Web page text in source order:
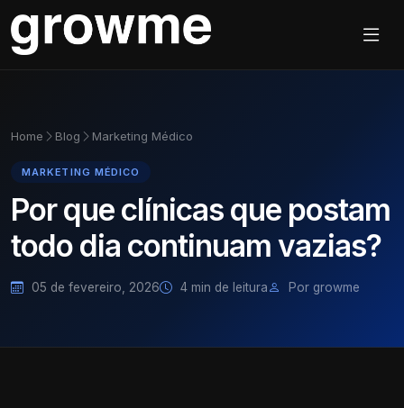
Home Blog Marketing Médico
MARKETING MÉDICO
Por que clínicas que postam
todo dia continuam vazias?
05 de fevereiro, 2026 4 min de leitura Por growme